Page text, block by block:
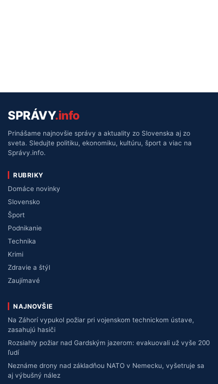
SPRÁVY.info
Prinášame najnovšie správy a aktuality zo Slovenska aj zo
sveta. Sledujte politiku, ekonomiku, kultúru, šport a viac na
Správy.info.
RUBRIKY
Domáce novinky
Slovensko
Šport
Podnikanie
Technika
Krimi
Zdravie a štýl
Zaujímavé
NAJNOVŠIE
Na Záhorí vypukol požiar pri vojenskom technickom ústave,
zasahujú hasiči
Rozsiahly požiar nad Gardským jazerom: evakuovali už vyše 200
ľudí
Neznáme drony nad základňou NATO v Nemecku, vyšetruje sa
aj výbušný nález